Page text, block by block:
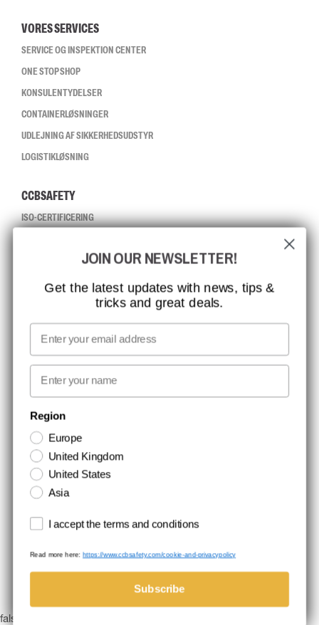
VORES SERVICES
SERVICE OG INSPEKTION CENTER
ONE STOP SHOP
KONSULENTYDELSER
CONTAINERLØSNINGER
UDLEJNING AF SIKKERHEDSUDSTYR
LOGISTIKLØSNING
CCBSAFETY
ISO-CERTIFICERING
MISSION, VISION OG VÆRDIER
KONTAKT
JOB HOS CCBSAFETY
MEDIA
VI TAGER ANSVAR
NYHEDSBREV TILMELDING
Hold dig opdateret med gode tilbud og produktnyheder. Din e-mail
opbevares sikkert og du kan til enhver tid
Handelsbetingelser
Cookie- og privatlivspolitik
false
JOIN OUR NEWSLETTER!
Get the latest updates with news, tips &
tricks and great deals.
Email
First name
Region
Europe
United Kingdom
United States
Asia
Terms and conditions
I accept the terms and conditions
Read more here:https://www.ccbsafety.com/cookie-and-privacypolicy
Subscribe